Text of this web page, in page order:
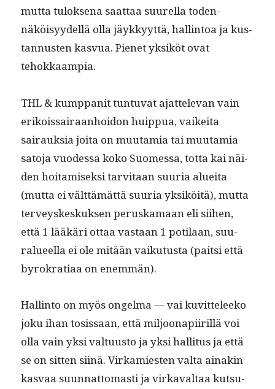
mut­ta tulok­se­na saat­taa suurel­la toden­
näköisyy­del­lä olla jäykkyyt­tä, hallintoa ja kus­
tan­nusten kasvua. Pienet yksiköt ovat
tehokkaampia.
THL & kump­pan­it tun­tu­vat ajat­tel­e­van vain
erikois­sairaan­hoidon huip­pua, vaikei­ta
sairauk­sia joi­ta on muu­tamia tai muu­tamia
sato­ja vuodessa koko Suomes­sa, tot­ta kai näi­
den hoita­misek­si tarvi­taan suuria aluei­ta
(mut­ta ei vält­tämät­tä suuria yksiköitä), mut­ta
ter­veyskeskuk­sen peruska­maan eli siihen,
että 1 lääkäri ottaa vas­taan 1 poti­laan, suu­
ralueel­la ei ole mitään vaiku­tus­ta (pait­si että
byrokra­ti­aa on enemmän).
Hallinto on myös ongel­ma — vai kuvit­teleeko
joku ihan tosis­saan, että miljoon­api­ir­il­lä voi
olla vain yksi val­tu­us­to ja yksi hal­li­tus ja että
se on sit­ten siinä. Virkami­esten val­ta ainakin
kas­vaa suun­nat­tomasti ja virkaval­taa kut­su­